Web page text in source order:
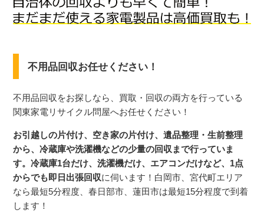
不用品回収お任せください！
不用品回収をお探しなら、買取・回収の両方を行っている
関東家電リサイクル問屋へお任せください！
お引越しの片付け、空き家の片付け、遺品整理・生前整理
から、冷蔵庫や洗濯機などの少量の回収まで行っていま
す。冷蔵庫1台だけ、洗濯機だけ、エアコンだけなど、1点
からでも即日出張回収に伺います！白岡市、宮代町エリア
なら最短5分程度、春日部市、蓮田市は最短15分程度で到着
します！